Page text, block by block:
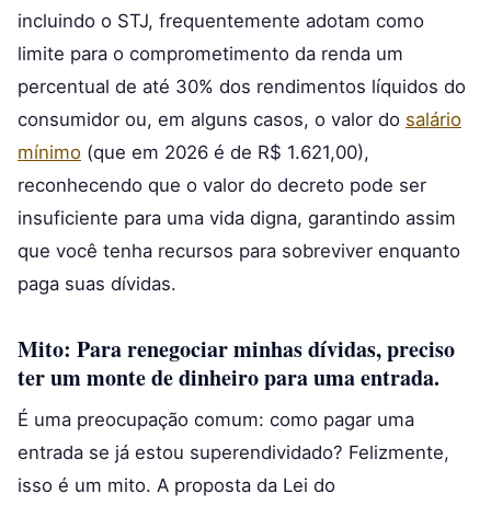
incluindo o STJ, frequentemente adotam como
limite para o comprometimento da renda um
percentual de até 30% dos rendimentos líquidos do
consumidor ou, em alguns casos, o valor do salário
mínimo (que em 2026 é de R$ 1.621,00),
reconhecendo que o valor do decreto pode ser
insuficiente para uma vida digna, garantindo assim
que você tenha recursos para sobreviver enquanto
paga suas dívidas.
Mito: Para renegociar minhas dívidas, preciso
ter um monte de dinheiro para uma entrada.
É uma preocupação comum: como pagar uma
entrada se já estou superendividado? Felizmente,
isso é um mito. A proposta da Lei do